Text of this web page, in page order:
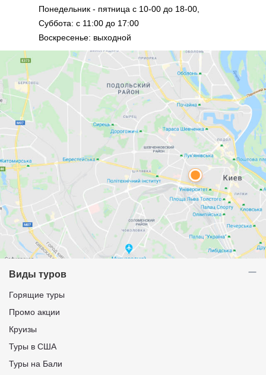
Понедельник - пятница с 10-00 до 18-00,
Суббота: с 11:00 до 17:00
Воскресенье: выходной
Виды туров
Горящие туры
Промо акции
Круизы
Туры в США
Туры на Бали